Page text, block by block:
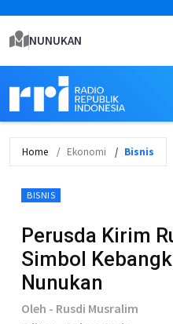
NUNUKAN
Home Ekonomi Bisnis
BISNIS
Perusda Kirim
Simbol
Nunukan
Oleh - Rusdi Musralim